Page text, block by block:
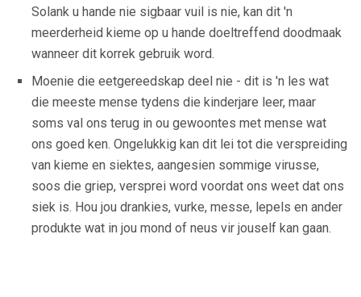
Solank u hande nie sigbaar vuil is nie, kan dit 'n
meerderheid kieme op u hande doeltreffend doodmaak
wanneer dit korrek gebruik word.
Moenie die eetgereedskap deel nie - dit is 'n les wat
die meeste mense tydens die kinderjare leer, maar
soms val ons terug in ou gewoontes met mense wat
ons goed ken. Ongelukkig kan dit lei tot die verspreiding
van kieme en siektes, aangesien sommige virusse,
soos die griep, versprei word voordat ons weet dat ons
siek is. Hou jou drankies, vurke, messe, lepels en ander
produkte wat in jou mond of neus vir jouself kan gaan.